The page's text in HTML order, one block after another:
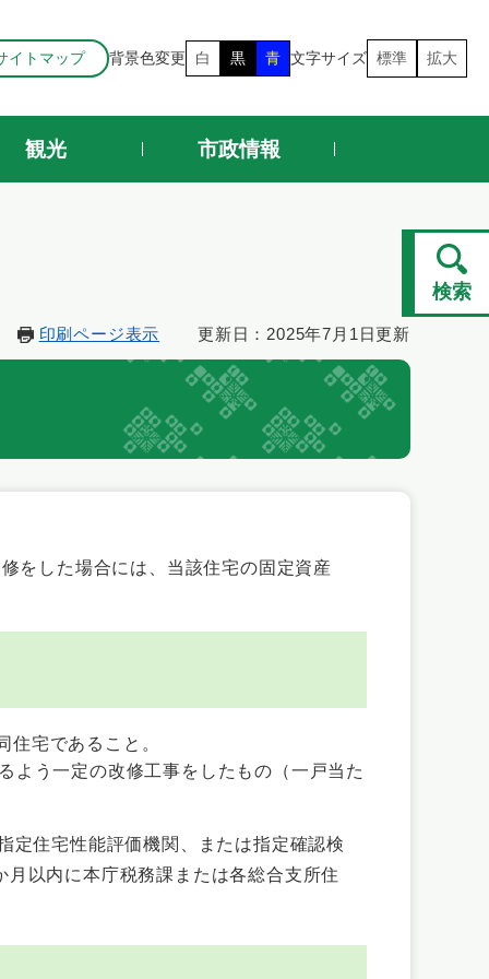
イトマップ 背景色変更 白 黒 青 文字サイズ 標準 拡大
観光 市政情報
印刷ページ表示 更新日：2025年7月1日更新
をした場合には、当該住宅の固定資産
住宅であること。
よう一定の改修工事をしたもの（一戸当た
定住宅性能評価機関、または指定確認検
以内に本庁税務課または各総合支所住
検索